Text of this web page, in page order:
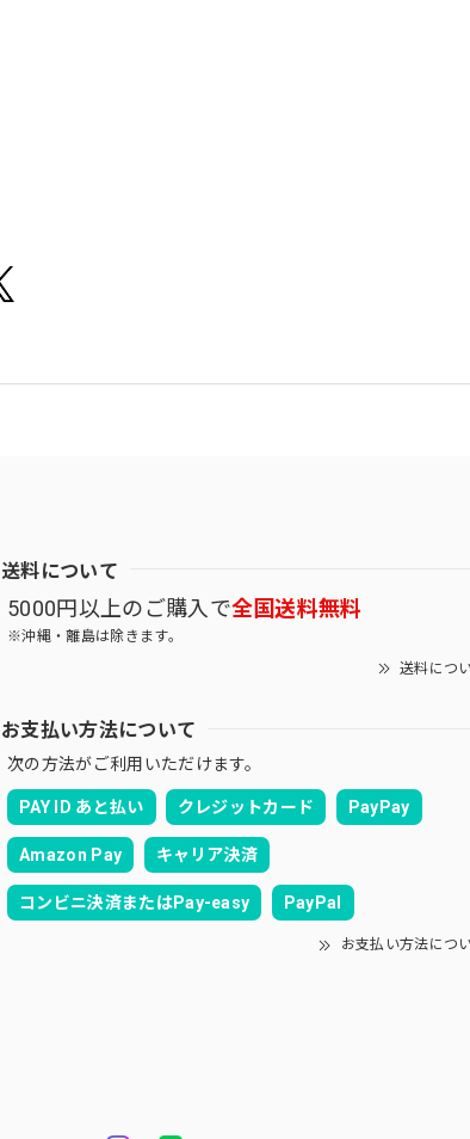
送料について
5000円以上のご購入で全国送料無料
※沖縄・離島は除きます。
送料につ
お支払い方法について
次の方法がご利用いただけます。
PAY ID あと払い クレジットカード PayPay
Amazon Pay キャリア決済
コンビニ決済またはPay-easy PayPal
お支払い方法につ